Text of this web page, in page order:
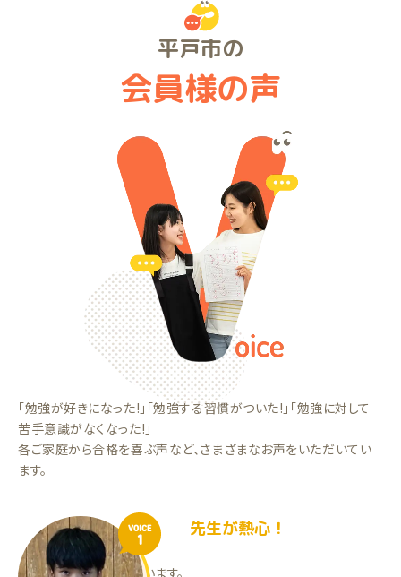
平戸市の
会員様の声
「勉強が好きになった!」「勉強する習慣がついた!」「勉強に対して
苦手意識がなくなった!」
各ご家庭から合格を喜ぶ声など、さまざまなお声をいただいてい
ます。
VOICE
1
先生が熱心！
先生が熱心で助かっています。